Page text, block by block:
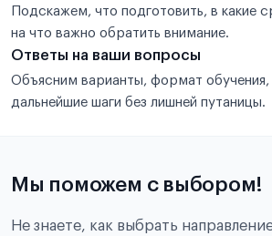
Подскажем, что подготовить, в какие
на что важно обратить внимание.
Ответы на ваши вопросы
Объясним варианты, формат
дальнейшие шаги без лишней путаницы.
Мы поможем с выбором!
Не знаете, как выбрать